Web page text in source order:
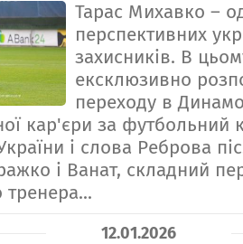
Тарас Михавко –
перспективних
захисників. В
ексклюзивно
переходу в
кар'єри за футбольний
і слова Реброва
і Ванат, складний
тренера...
12.01.2026